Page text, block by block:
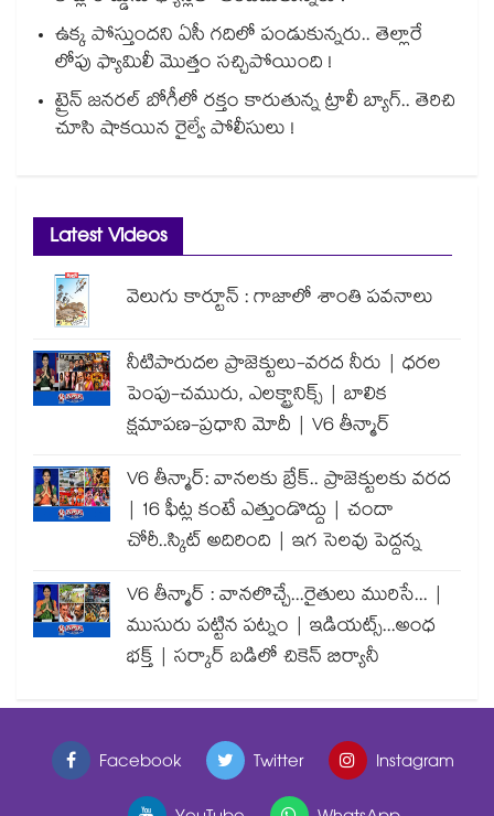
ఉక్క పోస్తుందని ఏసీ గదిలో పండుకున్నరు.. తెల్లారే
లోపు ఫ్యామిలీ మొత్తం సచ్చిపోయింది !
ట్రైన్ జనరల్ బోగీలో రక్తం కారుతున్న ట్రాలీ బ్యాగ్.. తెరిచి
చూసి షాకయిన రైల్వే పోలీసులు !
Latest Videos
వెలుగు కార్టూన్ : గాజాలో శాంతి పవనాలు
నీటిపారుదల ప్రాజెక్టులు-వరద నీరు | ధరల
పెంపు-చమురు, ఎలక్ట్రానిక్స్ | బాలిక
క్షమాపణ-ప్రధాని మోదీ | V6 తీన్మార్
V6 తీన్మార్: వానలకు బ్రేక్.. ప్రాజెక్టులకు వరద
| 16 ఫీట్ల కంటే ఎత్తుండొద్దు | చందా
చోరీ..స్కిట్ అదిరింది | ఇగ సెలవు పెద్దన్న
V6 తీన్మార్ : వానలొచ్చే...రైతులు మురిసే... |
ముసురు పట్టిన పట్నం | ఇడియట్స్...అంధ
భక్త్ | సర్కార్ బడిలో చికెన్ బిర్యానీ
Facebook Twitter
Instagram